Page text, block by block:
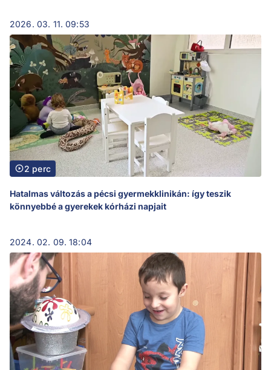
2026. 03. 11. 09:53
2 perc
Hatalmas változás a pécsi gyermekklinikán: így teszik
könnyebbé a gyerekek kórházi napjait
2024. 02. 09. 18:04